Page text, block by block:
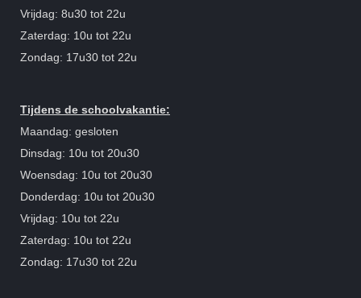
Vrijdag: 8u30 tot 22u
Zaterdag: 10u tot 22u
Zondag: 17u30 tot 22u
Tijdens de schoolvakantie:
Maandag: gesloten
Dinsdag: 10u tot 20u30
Woensdag: 10u tot 20u30
Donderdag: 10u tot 20u30
Vrijdag: 10u tot 22u
Zaterdag: 10u tot 22u
Zondag: 17u30 tot 22u